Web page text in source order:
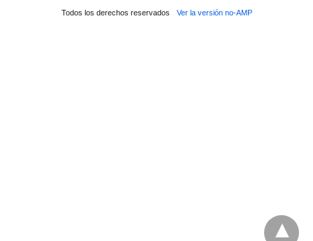
Todos los derechos reservados Ver la versión no-AMP